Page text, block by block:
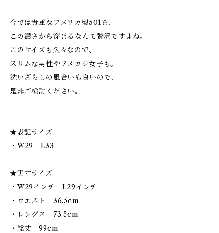
今では貴重なアメリカ製501を、
この濃さから穿けるなんて贅沢ですよね。
このサイズも久々なので、
スリムな男性やアメカジ女子も。
洗いざらしの風合いも良いので、
是非ご検討ください。
★表記サイズ
・W29 L33
★実寸サイズ
・W29インチ L29インチ
・ウエスト 36.5cm
・レングス 73.5cm
・総丈 99cm